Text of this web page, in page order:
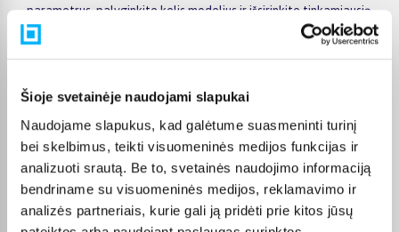
Šioje svetainėje naudojami slapukai
Naudojame slapukus, kad galėtume suasmeninti turinį
bei skelbimus, teikti visuomeninės medijos funkcijas ir
analizuoti srautą. Be to, svetainės naudojimo informaciją
bendriname su visuomeninės medijos, reklamavimo ir
analizės partneriais, kurie gali ją pridėti prie kitos jūsų
parametrus, palyginkite kelis modelius ir išsirinkite tinkamiausią
variantą. Prekių sąraše ir prekės puslapyje pateikiama
svarbiausia informacija, todėl galite greitai įvertinti techninius
patogiai apsipirkti internetu, neskubant ir palyginant skirtingus
JURA kava ir indai kategorijoje esančius pasiūlymus.
Visoms prekėms nuo 150 Eur taikomas nemokamas 24 mėnesių
lizingas, todėl norimas prekes galima įsigyti išsimokėtinai.
Pristatymas visoje Lietuvoje į paštomatus kainuoja nuo 2,29 €,
o užsakymams nuo 499 € pristatymas į paštomatą nemokamas;
kurjerio pristatymas – nuo 2,99 €. Sandėlyje esančios prekės
paprastai pristatomos per 1–2 darbo dienas, o tikslus